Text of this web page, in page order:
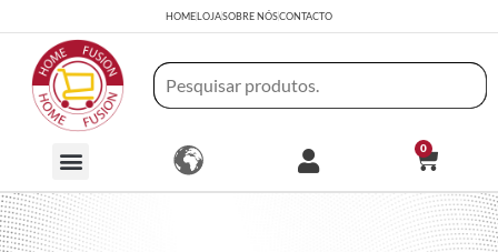
HOMELOJASOBRE NÓSCONTACTO
0